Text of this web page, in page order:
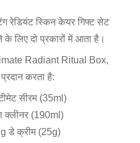
रेडियंट स्किन केयर गिफ्ट सेट
लिए दो प्रकारों में आता है।
Radiant Ritual Box,
करता है:
सीरम (35ml)
क्लीनर (190ml)
डे क्रीम (25g)